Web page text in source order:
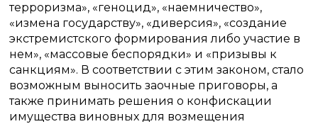
терроризма», «геноцид», «наемничество»,
«измена государству», «диверсия», «создание
экстремистского формирования либо участие в
нем», «массовые беспорядки» и «призывы к
санкциям». В соответствии с этим законом, стало
возможным выносить заочные приговоры, а
также принимать решения о конфискации
имущества виновных для возмещения